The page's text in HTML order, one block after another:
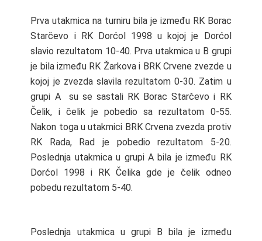
Prva utakmica na turniru bila je između RK Borac
Starčevo i RK Dorćol 1998 u kojoj je Dorćol
slavio rezultatom 10-40. Prva utakmica u B grupi
je bila između RK Žarkova i BRK Crvene zvezde u
kojoj je zvezda slavila rezultatom 0-30. Zatim u
grupi A su se sastali RK Borac Starčevo i RK
Čelik, i čelik je pobedio sa rezultatom 0-55.
Nakon toga u utakmici BRK Crvena zvezda protiv
RK Rada, Rad je pobedio rezultatom 5-20.
Poslednja utakmica u grupi A bila je između RK
Dorćol 1998 i RK Čelika gde je čelik odneo
pobedu rezultatom 5-40.
Poslednja utakmica u grupi B bila je između